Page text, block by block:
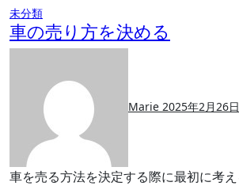
未分類
車の売り方を決める
Marie 2025年2月26日
車を売る方法を決定する際に最初に考えるべき点は、販売